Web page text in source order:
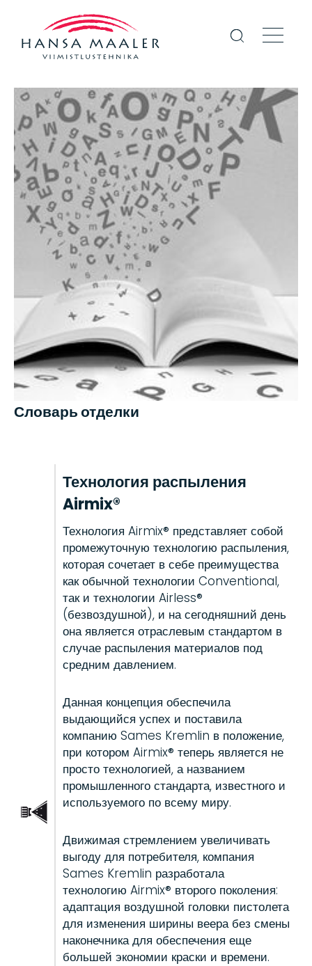
Словарь отделки
Технология распыления
Airmix®
Технология Airmix® представляет собой
промежуточную технологию распыления,
которая сочетает в себе преимущества
как обычной технологии Conventional,
так и технологии Airless®
(безвоздушной), и на сегодняшний день
она является отраслевым стандартом в
случае распыления материалов под
средним давлением.
Данная концепция обеспечила
выдающийся успех и поставила
компанию Sames Kremlin в положение,
при котором Airmix® теперь является не
просто технологией, а названием
промышленного стандарта, известного и
используемого по всему миру.
Движимая стремлением увеличивать
выгоду для потребителя, компания
Sames Kremlin разработала
технологию Airmix® второго поколения:
адаптация воздушной головки пистолета
для изменения ширины веера без смены
наконечника для обеспечения еще
большей экономии краски и времени.